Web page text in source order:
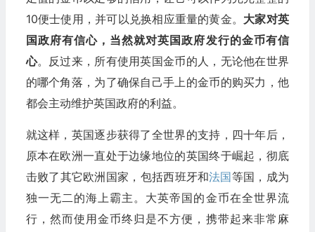
10便士使用，并可以兑换相应重量的黄金。 大家对英
国政府有信心，当然就对英国政府发行的金币有信
心。反过来，所有使用英国金币的人，无论他在世界
的哪个角落，为了确保自己手上的金币的购买力，他
都会主动维护英国政府的利益。
就这样，英国逐步获得了全世界的支持，四十年后，
原本在欧洲一直处于边缘地位的英国终于崛起，彻底
击败了其它欧洲国家，包括西班牙和法国等国，成为
独一无二的海上霸主。大英帝国的金币在全世界流
行，然而使用金币终归是不方便，携带起来非常麻